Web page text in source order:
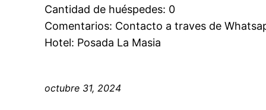
Cantidad de huéspedes: 0
Comentarios: Contacto a traves de
Hotel: Posada La Masia
octubre 31, 2024